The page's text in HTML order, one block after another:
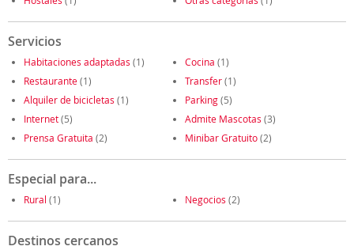
Servicios
Habitaciones adaptadas (1) Cocina (1)
Restaurante(1) Transfer(1)
Alquiler de bicicletas (1) Parking(5)
Internet(5) Admite Mascotas (3)
Prensa Gratuita (2) Minibar Gratuito(2)
Especial para...
Rural (1) Negocios (2)
Destinos cercanos